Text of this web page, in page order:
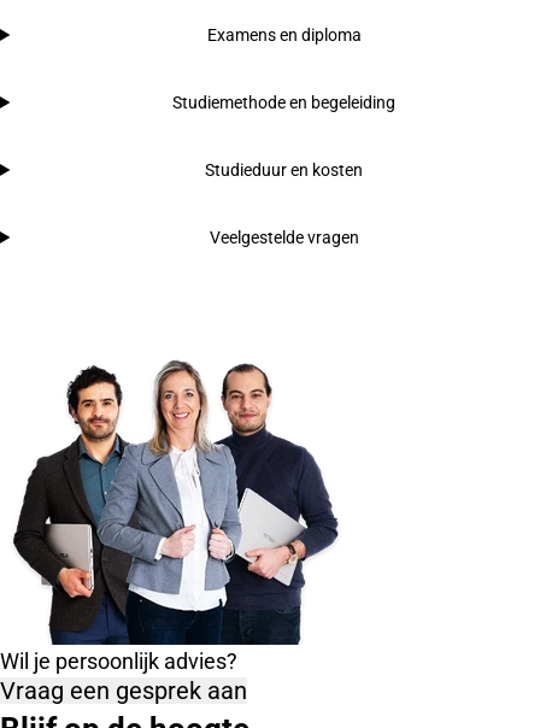
Examens en diploma
Studiemethode en begeleiding
Studieduur en kosten
Veelgestelde vragen
Wil je persoonlijk advies?
Vraag een gesprek aan